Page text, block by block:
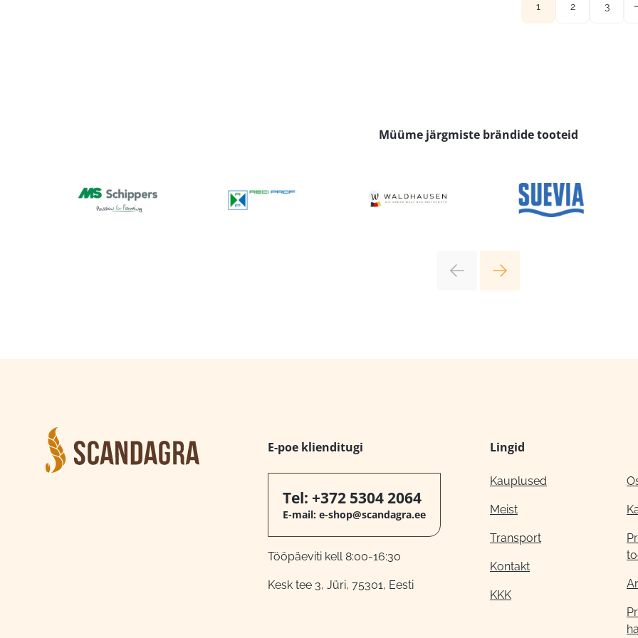
1 2 3
Müüme järgmiste brändide tooteid
E-poe klienditugi
Tel: +372 5304 2064
E-mail: e-shop@scandagra.ee
Tööpäeviti kell 8:00-16:30
Kesk tee 3, Jüri, 75301, Eesti
Lingid
Kauplused
Meist
Transport
Kontakt
KKK